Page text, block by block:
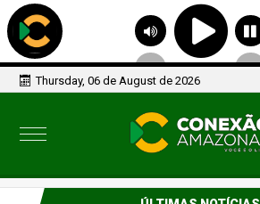
Thursday, 06 de August de 2026